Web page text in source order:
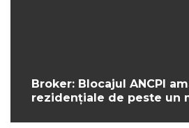
Broker: Blocajul ANCPI
rezidențiale de peste un